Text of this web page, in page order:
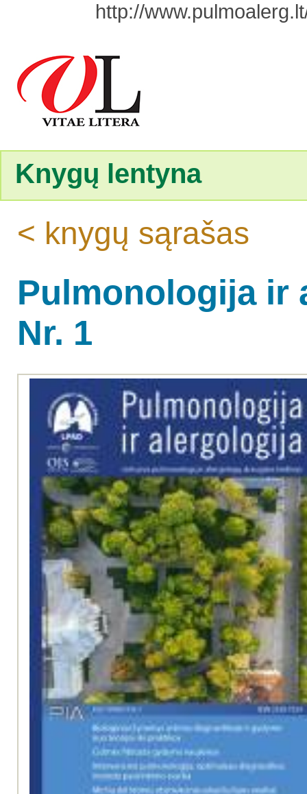
http://
Knygų lentyna
< knygų sąrašas
Pulmonologija ir
Nr. 1